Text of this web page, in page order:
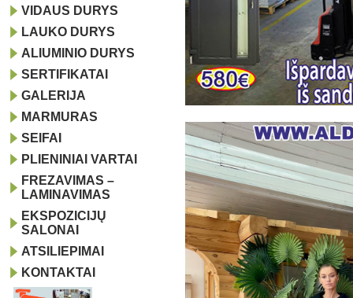
VIDAUS DURYS
LAUKO DURYS
ALIUMINIO DURYS
SERTIFIKATAI
GALERIJA
MARMURAS
SEIFAI
PLIENINIAI VARTAI
FREZAVIMAS –
LAMINAVIMAS
EKSPOZICIJŲ
SALONAI
ATSILIEPIMAI
KONTAKTAI